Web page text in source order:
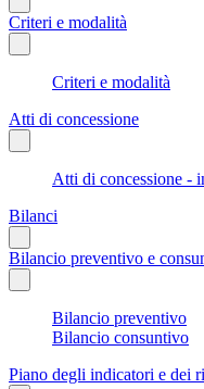
Criteri e modalità
Criteri e modalità
Atti di concessione
Atti di concessione -
Bilanci
Bilancio preventivo e
Bilancio preventivo
Bilancio consuntivo
Piano degli indicatori e dei